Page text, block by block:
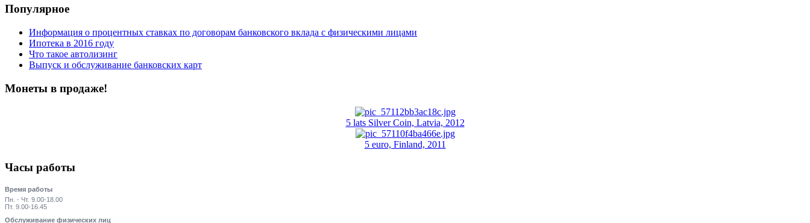
Популярное
Информация о процентных ставках по договорам банковского вклада с физическими лицами
Ипотека в 2016 году
Что такое автолизинг
Выпуск и обслуживание банковских карт
Монеты в продаже!
5 lats Silver Coin, Latvia, 2012
5 euro, Finland, 2011
Часы работы
Время работы
Пн. - Чт. 9.00-18.00
Пт. 9.00-16.45
Обслуживание физических лиц